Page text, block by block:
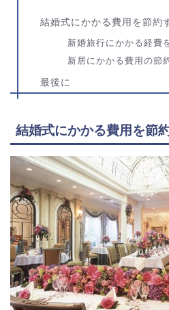
結婚式にかかる費用を節約
新婚旅行にかかる経費
新居にかかる費用の節
最後に
結婚式にかかる費用を節